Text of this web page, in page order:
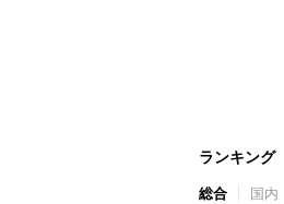
ランキング
総合 国内